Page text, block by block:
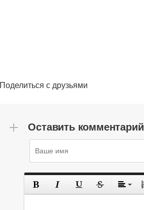
Поделиться с друзьями
Оставить комментарий